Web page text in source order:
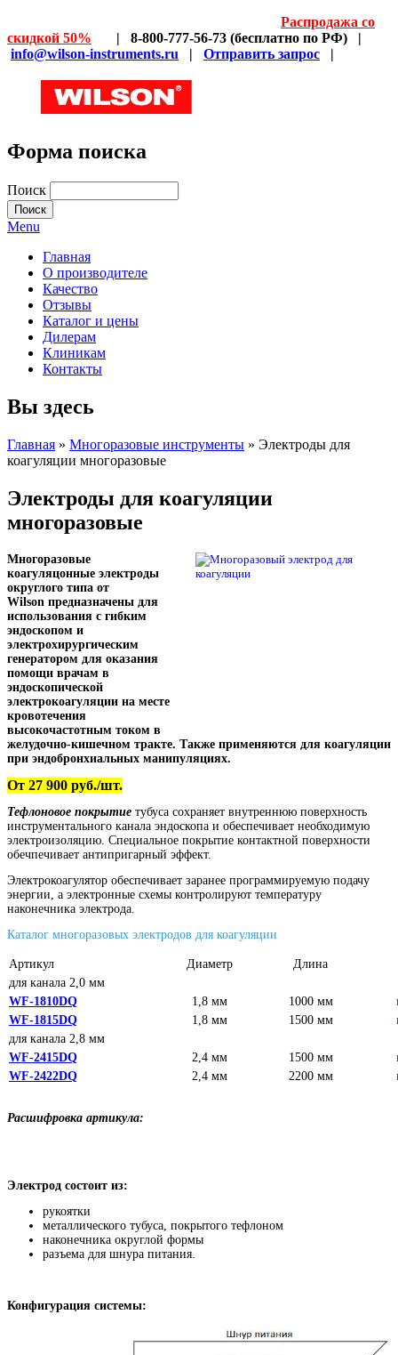
Распродажа со
скидкой 50% | 8-800-777-56-73 (бесплатно по РФ) |
info@wilson-instruments.ru | Отправить запрос |
Форма поиска
Поиск
Menu
Главная
О производителе
Качество
Отзывы
Каталог и цены
Дилерам
Клиникам
Контакты
Вы здесь
Главная » Многоразовые инструменты » Электроды для
коагуляции многоразовые
Электроды для коагуляции
многоразовые
Многоразовые
коагуляцонные электроды
округлого типа от
Wilson предназначены для
использования с гибким
эндоскопом и
электрохирургическим
генератором для оказания
помощи врачам в
эндоскопической
электрокоагуляции на месте
кровотечения
высокочастотным током в
желудочно-кишечном тракте. Также применяются для коагуляции
при эндобронхиальных манипуляциях.
От 27 900 руб./шт.
Тефлоновое покрытие тубуса сохраняет внутреннюю поверхность
инструментального канала эндоскопа и обеспечивает необходимую
электроизоляцию. Специальное покрытие контактной поверхности
обечпечивает антипригарный эффект.
Электрокоагулятор обеспечивает заранее программируемую подачу
энергии, а электронные схемы контролируют температуру
наконечника электрода.
Каталог многоразовых электродов для коагуляции
Артикул Диаметр
Длина
для канала 2,0 мм
WF-1810DQ
1,8 мм 1000 мм
WF-1815DQ
1,8 мм 1500 мм
для канала 2,8 мм
WF-2415DQ
2,4 мм 1500 мм
WF-2422DQ
2,4 мм 2200 мм
Расшифровка артикула:
Электрод состоит из:
рукоятки
металлического тубуса, покрытого тефлоном
наконечника округлой формы
разъема для шнура питания.
Конфигурация системы: